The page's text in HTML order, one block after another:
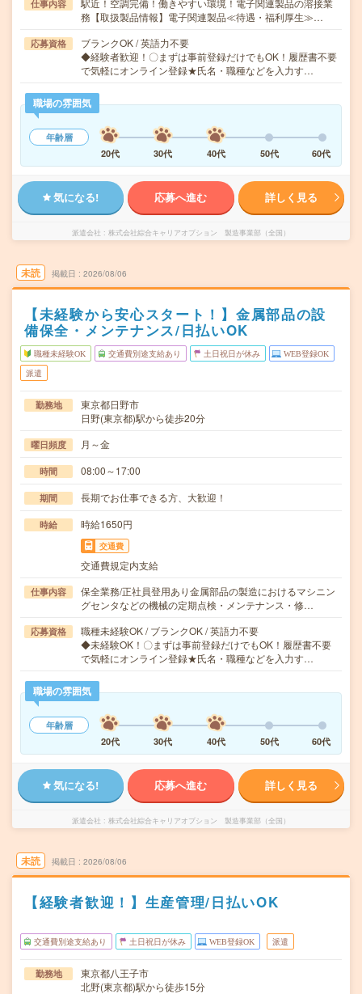
仕事内容
駅近！空調完備！働きやすい環境！電子関連製品の溶接業
務【取扱製品情報】電子関連製品≪待遇・福利厚生≫…
応募資格
ブランクOK / 英語力不要
◆経験者歓迎！〇まずは事前登録だけでもOK！履歴書不要
で気軽にオンライン登録★氏名・職種などを入力す…
職場の雰囲気
年齢層
20代
30代 40代 50代 60代
気になる! 応募へ進む 詳しく見る
派遣会社 株式会社綜合キャリアオプション 製造事業部（全国）
未読 掲載日 2026/08/06
【未経験から安心スタート！】金属部品の設
備保全・メンテナンス/日払いOK
職種未経験OK 交通費別途支給あり 土日祝日が休み WEB登録OK
派遣
勤務地
東京都日野市
日野(東京都)駅から徒歩20分
曜日頻度 月～金
時間 08:00～17:00
期間 長期でお仕事できる方、大歓迎！
時給 時給1650円
交通費
交通費規定内支給
仕事内容
保全業務/正社員登用あり金属部品の製造におけるマシニン
グセンタなどの機械の定期点検・メンテナンス・修…
応募資格
職種未経験OK / ブランクOK / 英語力不要
◆未経験OK！〇まずは事前登録だけでもOK！履歴書不要
で気軽にオンライン登録★氏名・職種などを入力す…
職場の雰囲気
年齢層
20代
30代 40代 50代 60代
気になる! 応募へ進む 詳しく見る
派遣会社 株式会社綜合キャリアオプション 製造事業部（全国）
未読 掲載日 2026/08/06
【経験者歓迎！】生産管理/日払いOK
交通費別途支給あり 土日祝日が休み WEB登録OK 派遣
勤務地
東京都八王子市
北野(東京都)駅から徒歩15分